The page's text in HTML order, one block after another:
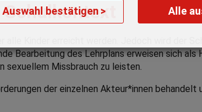
Kinder erreicht werden. Jedoch wird der
Bearbeitung des Lehrplans erweisen sich als
sexuellem Missbrauch zu leisten.
der einzelnen Akteur*innen
Auswahl bestätigen > Alle